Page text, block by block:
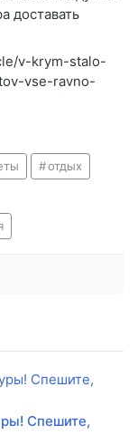
доставать
v-krym-stalo-
vse-ravno-
отдых
Спешите,